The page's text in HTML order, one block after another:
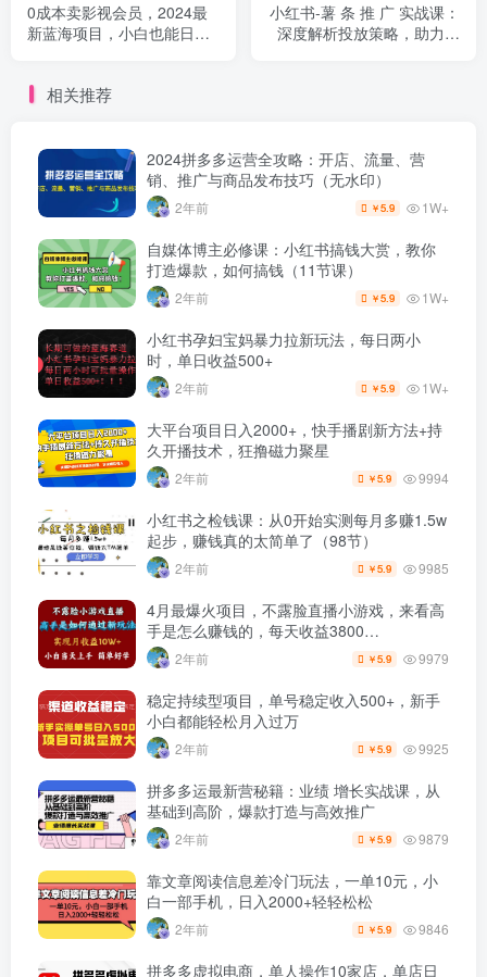
0成本卖影视会员，2024最
新蓝海项目，小白也能日入3
小红书-薯 条 推 广 实战课：
深度解析投放策略，助力笔
相关推荐
2024拼多多运营全攻略：开店、流量、营
销、推广与商品发布技巧（无水印）
2年前 ￥5.9 1W+
自媒体博主必修课：小红书搞钱大赏，教你
打造爆款，如何搞钱（11节课）
2年前 ￥5.9 1W+
小红书孕妇宝妈暴力拉新玩法，每日两小
时，单日收益500+
2年前 ￥5.9 1W+
大平台项目日入2000+，快手播剧新方法+持
久开播技术，狂撸磁力聚星
2年前 ￥5.9 9994
小红书之检钱课：从0开始实测每月多赚1.5w
起步，赚钱真的太简单了（98节）
2年前 ￥5.9 9985
4月最爆火项目，不露脸直播小游戏，来看高
手是怎么赚钱的，每天收益3800…
2年前 ￥5.9 9979
稳定持续型项目，单号稳定收入500+，新手
小白都能轻松月入过万
2年前 ￥5.9 9925
拼多多运最新营秘籍：业绩 增长实战课，从
基础到高阶，爆款打造与高效推广
2年前 ￥5.9 9879
靠文章阅读信息差冷门玩法，一单10元，小
白一部手机，日入2000+轻轻松松
2年前 ￥5.9 9846
拼多多虚拟电商，单人操作10家店，单店日